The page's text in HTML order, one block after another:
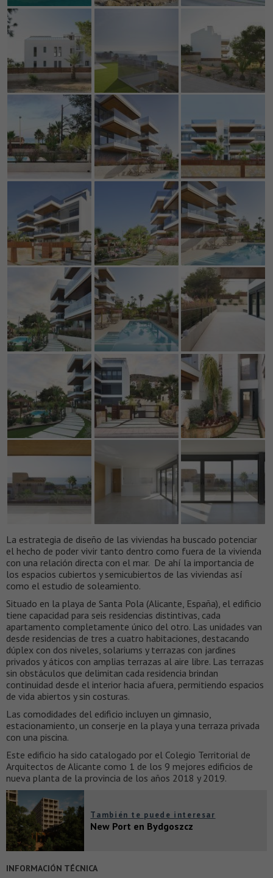
La estrategia de diseño de las viviendas ha buscado potenciar
el hecho de poder vivir tanto dentro como fuera de la vivienda
con una relación directa con el mar. De ahí la importancia de
los espacios cubiertos y semicubiertos de las viviendas así
como el estudio de soleamiento.
Situado en la playa de Santa Pola (Alicante, España), el edificio
tiene capacidad para seis residencias distintivas, cada
apartamento completamente único del otro. Las unidades van
desde residencias de tres a cuatro habitaciones, destacando
dúplex con dos niveles, solariums y terrazas con jardines
privados y áticos con amplias terrazas al aire libre. Las terrazas
sin obstáculos que delimitan cada residencia brindan
continuidad desde el interior hacia afuera, permitiendo espacios
de vida abiertos y sin costuras.
Las comodidades del edificio incluyen un gimnasio,
estacionamiento, un conserje en la playa y una terraza privada
con una piscina.
Este edificio ha sido catalogado por el Colegio Territorial de
Arquitectos de Alicante como 1 de los 9 mejores edificios de
nueva planta de la provincia de los años 2018 y 2019.
También te puede interesar
New Port en Bydgoszcz
INFORMACIÓN TÉCNICA